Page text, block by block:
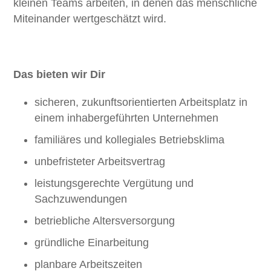
kleinen Teams arbeiten, in denen das menschliche
Miteinander wertgeschätzt wird.
Das bieten wir Dir
sicheren, zukunftsorientierten Arbeitsplatz in
einem inhabergeführten Unternehmen
familiäres und kollegiales Betriebsklima
unbefristeter Arbeitsvertrag
leistungsgerechte Vergütung und
Sachzuwendungen
betriebliche Altersversorgung
gründliche Einarbeitung
planbare Arbeitszeiten